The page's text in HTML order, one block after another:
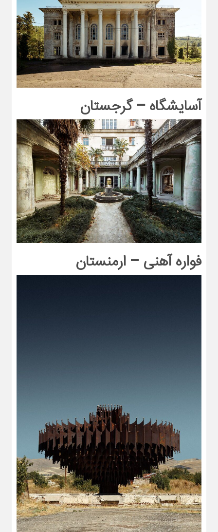
آسایشگاه – گرجستان
فواره آهنی – ارمنستان